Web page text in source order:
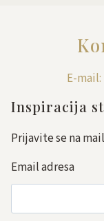
E-
Inspiracija
Prijavite se na
Email adresa